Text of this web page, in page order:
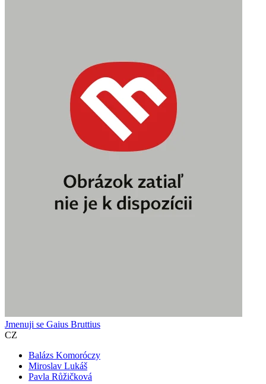
Jmenuji se Gaius Bruttius
CZ
Balázs Komoróczy
Miroslav Lukáš
Pavla Růžičková